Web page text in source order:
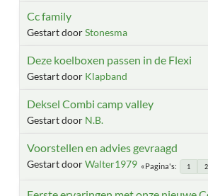
Cc family
Gestart doorStonesma
Deze koelboxen passen in de Flexi
Gestart door Klapband
Deksel Combi camp valley
Gestart door N.B.
Voorstellen en advies gevraagd
Gestart doorWalter1979 Pagina's 1 2